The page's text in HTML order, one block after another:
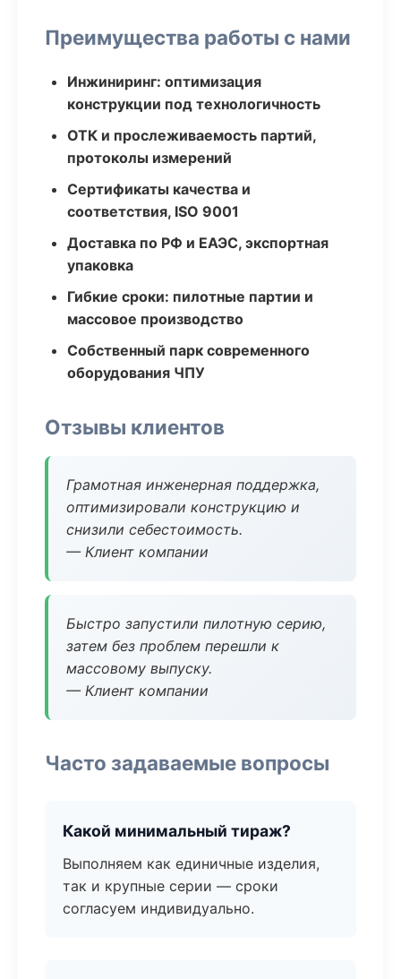
Преимущества работы с нами
Инжиниринг: оптимизация
конструкции под технологичность
ОТК и прослеживаемость партий,
протоколы измерений
Сертификаты качества и
соответствия, ISO 9001
Доставка по РФ и ЕАЭС, экспортная
упаковка
Гибкие сроки: пилотные партии и
массовое производство
Собственный парк современного
оборудования ЧПУ
Отзывы клиентов
Грамотная инженерная поддержка,
оптимизировали конструкцию и
снизили себестоимость.
— Клиент компании
Быстро запустили пилотную серию,
затем без проблем перешли к
массовому выпуску.
— Клиент компании
Часто задаваемые вопросы
Какой минимальный тираж?
Выполняем как единичные изделия,
так и крупные серии — сроки
согласуем индивидуально.